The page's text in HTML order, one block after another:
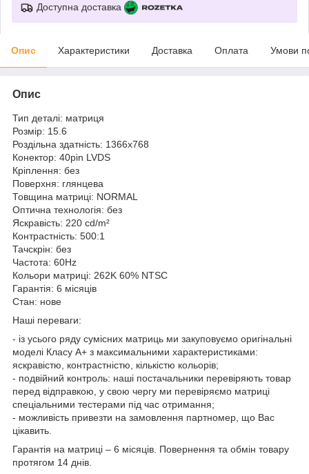
Доступна доставка
Опис Характеристики Доставка Оплата Умови
Опис
Тип деталі: матриця
Розмір: 15.6
Роздільна здатність: 1366x768
Конектор: 40pin LVDS
Кріплення: без
Поверхня: глянцева
Товщина матриці: NORMAL
Оптична технологія: без
Яскравість: 220 cd/m²
Контрастність: 500:1
Тачскрін: без
Частота: 60Hz
Кольори матриці: 262K 60% NTSC
Гарантія: 6 місяців
Стан: нове
Наші переваги:
- із усього ряду сумісних матриць ми закуповуємо оригінальні
моделі Класу А+ з максимальними характеристиками:
яскравістю, контрастністю, кількістю кольорів;
- подвійний контроль: наші постачальники перевіряють товар
перед відправкою, у свою чергу ми перевіряємо матриці
спеціальними тестерами під час отримання;
- можливість привезти на замовлення партномер, що Вас
цікавить.
Гарантія на матриці – 6 місяців. Повернення та обмін товару
протягом 14 днів.